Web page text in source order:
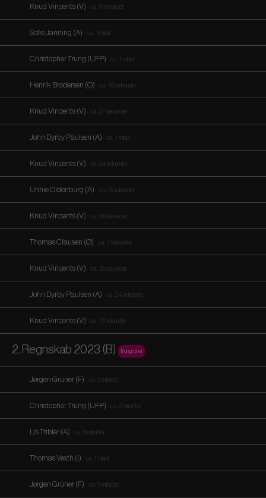
Knud Vincents (V) ca. 8 sekunder
Sofie Janning (A) ca. 1 minut
Christopher Trung (UFP) ca. 1 minut
Henrik Brodersen (O) ca. 48 sekunder
Knud Vincents (V) ca. 27 sekunder
John Dyrby Paulsen (A) ca. 1 minut
Knud Vincents (V) ca. 24 sekunder
Unnie Oldenburg (A) ca. 15 sekunder
Knud Vincents (V) ca. 56 sekunder
Thomas Clausen (Ø) ca. 7 sekunder
Knud Vincents (V) ca. 38 sekunder
John Dyrby Paulsen (A) ca. 24 sekunder
Knud Vincents (V) ca. 19 sekunder
2. Regnskab 2023 (B) Trung taler
Jørgen Grüner (F) ca. 2 minutter
Christopher Trung (UFP) ca. 2 minutter
Lis Tribler (A) ca. 5 minutter
Thomas Vesth (I) ca. 1 minut
Jørgen Grüner (F) ca. 3 minutter